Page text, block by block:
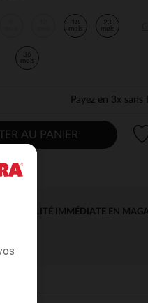
18
mois
23
mois
36
mois
Payez en 3x
AU PANIER
IMMÉDIATE EN